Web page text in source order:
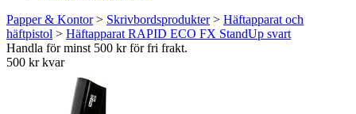
Papper & Kontor> Skrivbordsprodukter> Häftapparat och
häftpistol > Häftapparat RAPID ECO FX StandUp svart
Handla för minst 500 kr för fri frakt.
500 kr kvar